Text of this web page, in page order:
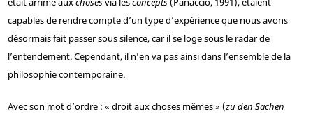
capables de rendre compte d’un type d’expérience que nous avons
désormais fait passer sous silence, car il se loge sous le radar de
l’entendement. Cependant, il n’en va pas ainsi dans l’ensemble de la
philosophie contemporaine.
Avec son mot d’ordre : « droit aux choses mêmes » (zu den Sachen